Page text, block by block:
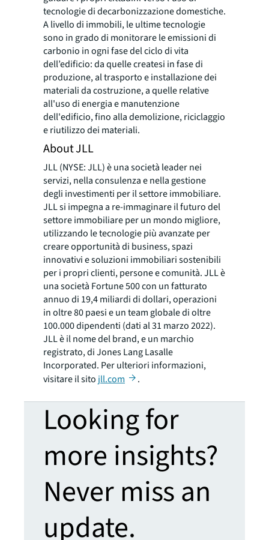
tecnologie di decarbonizzazione domestiche.
A livello di immobili, le ultime tecnologie
sono in grado di monitorare le emissioni di
carbonio in ogni fase del ciclo di vita
dell’edificio: da quelle createsi in fase di
produzione, al trasporto e installazione dei
materiali da costruzione, a quelle relative
all'uso di energia e manutenzione
dell'edificio, fino alla demolizione, riciclaggio
e riutilizzo dei materiali.
About JLL
JLL (NYSE: JLL) è una società leader nei
servizi, nella consulenza e nella gestione
degli investimenti per il settore immobiliare.
JLL si impegna a re-immaginare il futuro del
settore immobiliare per un mondo migliore,
utilizzando le tecnologie più avanzate per
creare opportunità di business, spazi
innovativi e soluzioni immobiliari sostenibili
per i propri clienti, persone e comunità. JLL è
una società Fortune 500 con un fatturato
annuo di 19,4 miliardi di dollari, operazioni
in oltre 80 paesi e un team globale di oltre
100.000 dipendenti (dati al 31 marzo 2022).
JLL è il nome del brand, e un marchio
registrato, di Jones Lang Lasalle
Incorporated. Per ulteriori informazioni,
visitare il sito jll.com .
Looking for
more insights?
Never miss an
update.